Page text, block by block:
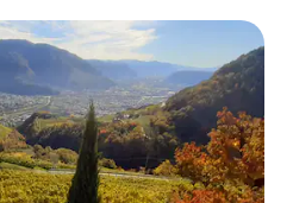
beğenilenler arasında